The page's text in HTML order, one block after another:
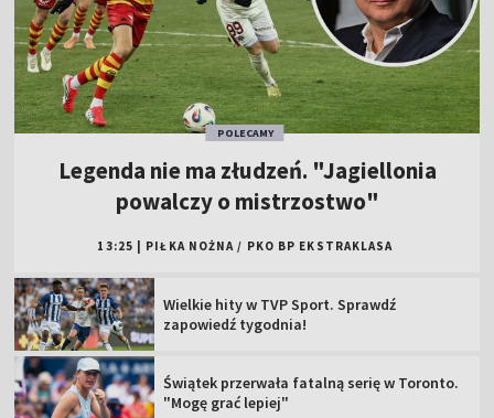
POLECAMY
Legenda nie ma złudzeń. "Jagiellonia
powalczy o mistrzostwo"
13:25 PIŁKA NOŻNA / PKO BP EKSTRAKLASA
Wielkie hity w TVP Sport. Sprawdź
zapowiedź tygodnia!
Świątek przerwała fatalną serię w Toronto.
"Mogę grać lepiej"